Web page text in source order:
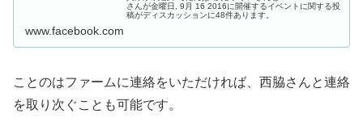
さんが金曜日, 9月 16 2016に開催するイベントに関する投
稿がディスカッションに48件あります。
www.facebook.com
ことのはファームに連絡をいただければ、西脇さんと連絡
を取り次ぐことも可能です。